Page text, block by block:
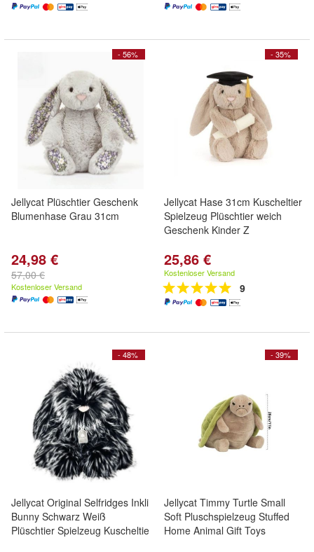
- 56%
Jellycat Plüschtier Geschenk
Blumenhase Grau 31cm
24,98 €
57,00 €
Kostenloser Versand
- 35%
Jellycat Hase 31cm Kuscheltier
Spielzeug Plüschtier weich
Geschenk Kinder Z
25,86 €
Kostenloser Versand
9
- 48%
Jellycat Original Selfridges Inkli
Bunny Schwarz Weiß
Plüschtier Spielzeug Kuscheltie
- 39%
Jellycat Timmy Turtle Small
Soft Pluschspielzeug Stuffed
Home Animal Gift Toys